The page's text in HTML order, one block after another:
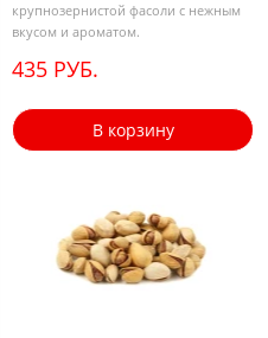
крупнозернистой фасоли с нежным
вкусом и ароматом.
435 РУБ.
В корзину